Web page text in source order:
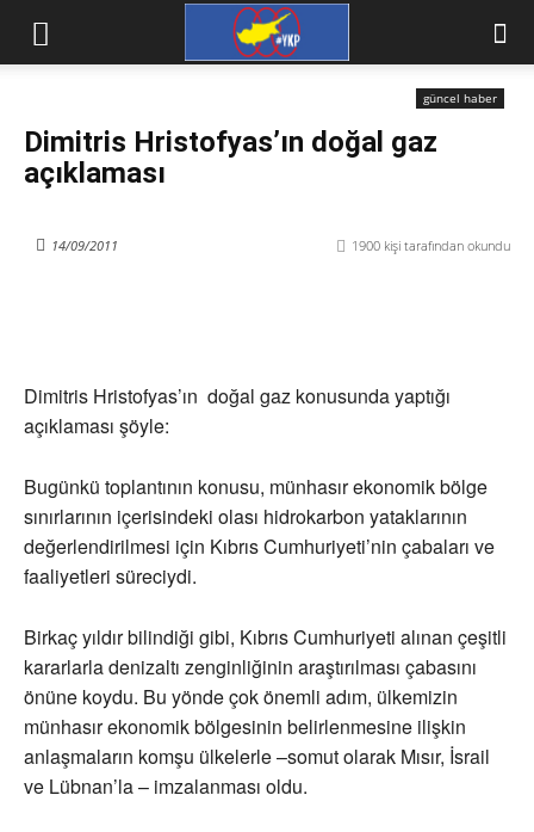
güncel haber
Dimitris Hristofyas’ın doğal gaz
açıklaması
1900 kişi tarafından okundu
14/09/2011
Dimitris Hristofyas’ın doğal gaz konusunda yaptığı
açıklaması şöyle:
Bugünkü toplantının konusu, münhasır ekonomik bölge
sınırlarının içerisindeki olası hidrokarbon yataklarının
değerlendirilmesi için Kıbrıs Cumhuriyeti’nin çabaları ve
faaliyetleri süreciydi.
Birkaç yıldır bilindiği gibi, Kıbrıs Cumhuriyeti alınan çeşitli
kararlarla denizaltı zenginliğinin araştırılması çabasını
önüne koydu. Bu yönde çok önemli adım, ülkemizin
münhasır ekonomik bölgesinin belirlenmesine ilişkin
anlaşmaların komşu ülkelerle –somut olarak Mısır, İsrail
ve Lübnan’la – imzalanması oldu.